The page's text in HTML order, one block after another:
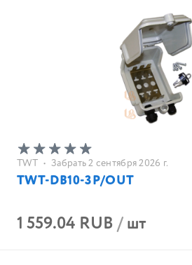
TWT • Забрать 2 сентября 2026 г.
TWT-DB10-3P/OUT
1 559.04 RUB/шт